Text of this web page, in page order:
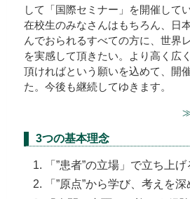
して「国際セミナー」を開催してい
在校生のみなさんはもちろん、日
んでおられるすべての方に、世界
を実感して頂きたい。より高く広
頂ければという願いを込めて、開
た。今後も継続してゆきます。
3つの基本理念
「”患者”の立場」で立ち上げ
「”原点”から学び、考えを